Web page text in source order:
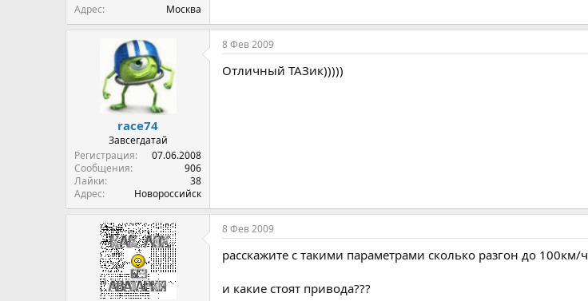
Адрес
Москва
race74
Завсегдатай
Регистрация
07.06.2008
Сообщения
906
Лайки
38
Адрес
Новороссийск
8 Фев 2009
Отличный ТАЗик)))))
8 Фев 2009
расскажите с такими параметрами сколько разгон до 100км/
и какие стоят привода???